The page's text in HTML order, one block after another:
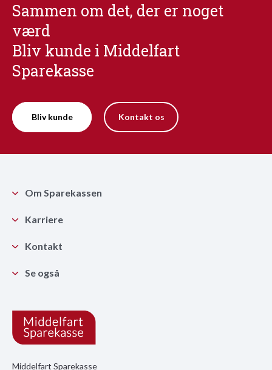
Sammen om det, der er noget
værd
Bliv kunde i Middelfart
Sparekasse
Bliv kunde Kontakt os
Middelfart Sparekasse
Om Sparekassen
Karriere
Kontakt
Se også